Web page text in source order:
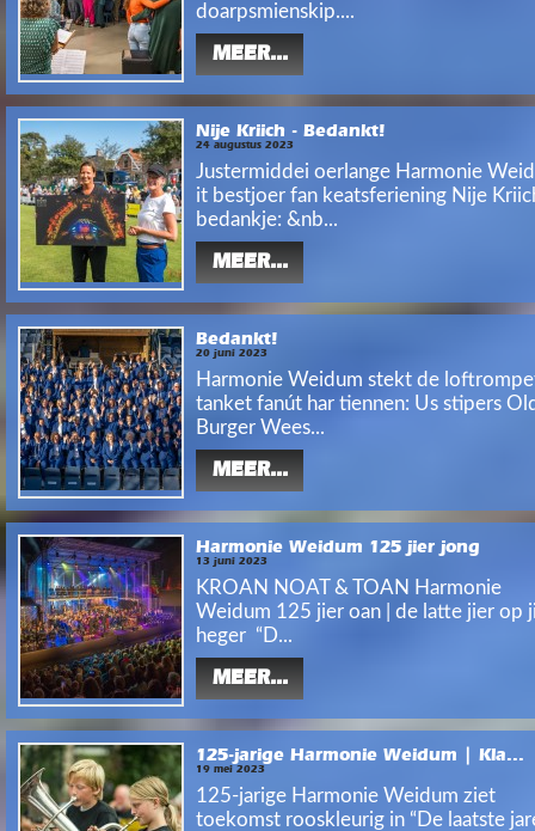
doarpsmienskip....
MEER...
Nije Kriich - Bedankt!
24 augustus 2023
Justermiddei oerlange Harmonie
it bestjoer fan keatsferiening Nije
bedankje: &nb...
MEER...
Bedankt!
20 juni 2023
Harmonie Weidum stekt de
tanket fanút har tiennen: Us stipers
Burger Wees...
MEER...
Harmonie Weidum 125 jier jong
13 juni 2023
KROAN NOAT & TOAN Harmonie
Weidum 125 jier oan | de latte jier op
heger “D...
MEER...
125-jarige Harmonie Weidum | Kla...
19 mei 2023
125-jarige Harmonie Weidum ziet
toekomst rooskleurig in “De laatste